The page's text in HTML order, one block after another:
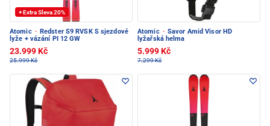
+ Extra Sleva 20%
Atomic · Redster S9 RVSK S sjezdové
lyže + vázání PI 12 GW
23.999 Kč
25.999 Kč
Atomic · Savor Amid Visor HD
lyžařská helma
5.999 Kč
7.299 Kč